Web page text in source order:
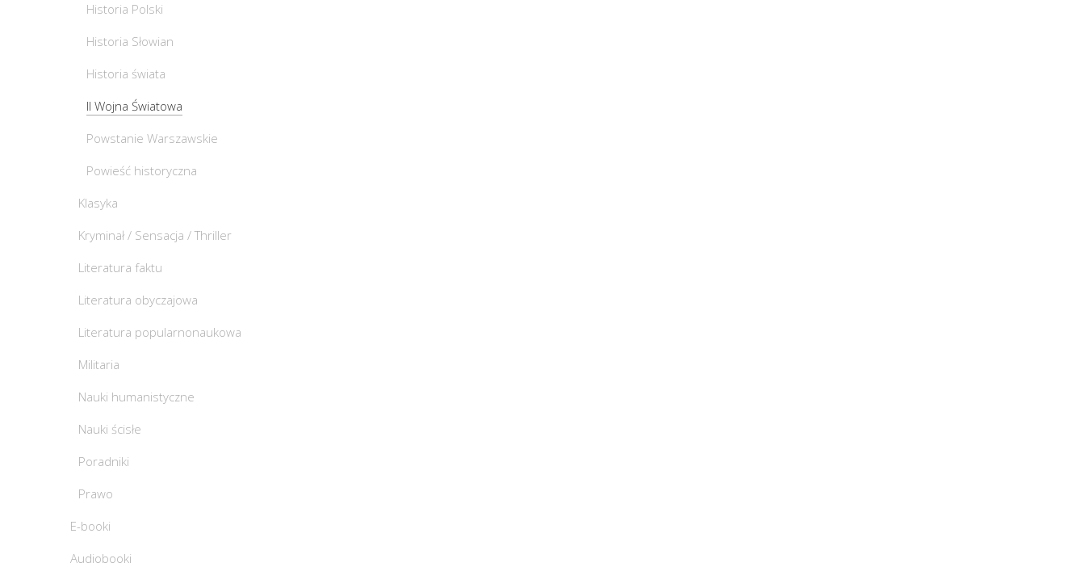
Historia Polski
Historia Słowian
Historia świata
II Wojna Światowa
Powstanie Warszawskie
Powieść historyczna
Klasyka
Kryminał / Sensacja / Thriller
Literatura faktu
Literatura obyczajowa
Literatura popularnonaukowa
Militaria
Nauki humanistyczne
Nauki ścisłe
Poradniki
Prawo
E-booki
Audiobooki